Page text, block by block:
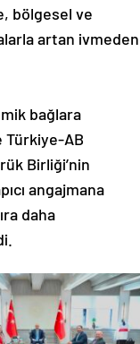
bölgesel ve
artan ivmeden
bağlara
Türkiye-AB
Birliği’nin
angajmana
daha